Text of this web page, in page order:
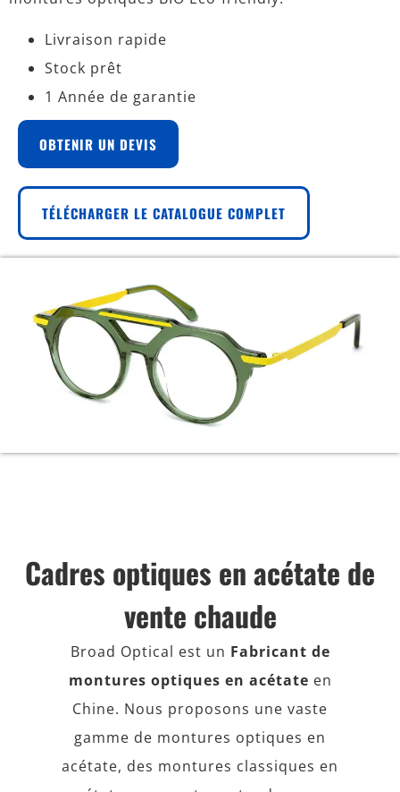
Livraison rapide
Stock prêt
1 Année de garantie
OBTENIR UN DEVIS
TÉLÉCHARGER LE CATALOGUE COMPLET
Cadres optiques en acétate de
vente chaude
Broad Optical est un Fabricant de
montures optiques en acétate en
Chine. Nous proposons une vaste
gamme de montures optiques en
acétate, des montures classiques en